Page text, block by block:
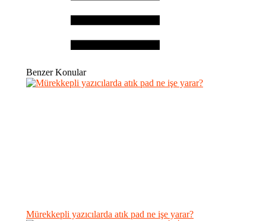
Benzer Konular
Mürekkepli yazıcılarda atık pad ne işe yarar?